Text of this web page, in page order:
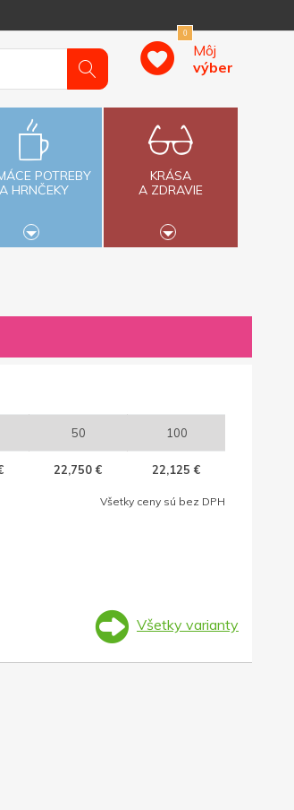
0
Môj
výber
POTREBY
A HRNČEKY
KRÁSA
A ZDRAVIE
50 100
22,750 € 22,125 €
Všetky ceny sú bez DPH
Všetky varianty